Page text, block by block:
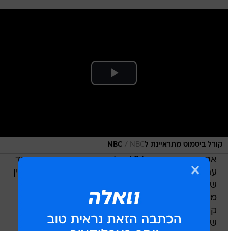
קורל ביסמוט מתראיינת לNBC / NBC
אחרי שהופיעה מול 60 אלף איש בפארק הירקון יחד
עם מארון 5 וקטפה מחמאות מסולן הלהקה אדם לוין
שהזמין אותה אישית להתארח אחרי ששמע אותה
מופיעה בטיילת - הסיפור המשוגע של המוזיקאית
קורל ביסמוט מגיע גם לחו"ל. צפו למעלה בריאיון
שלה לתכנית הבוקר במהדורה הדיגיטלית של רשת